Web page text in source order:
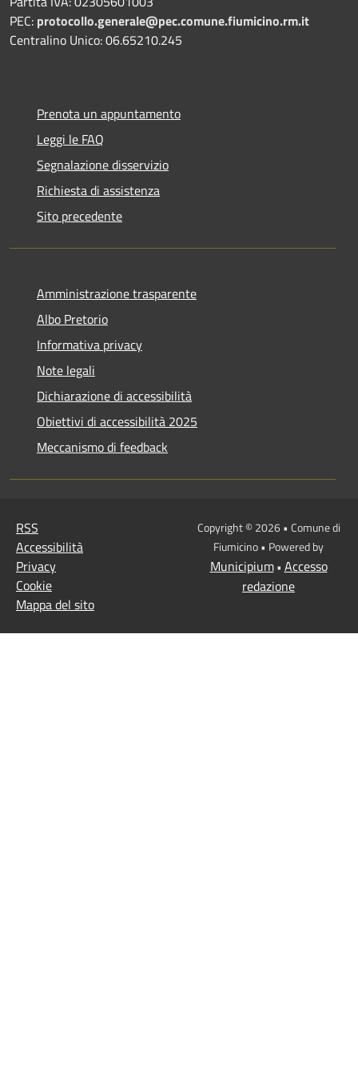
PEC: protocollo.generale@pec.comune.fiumicino.rm.it
Centralino Unico: 06.65210.245
Prenota un appuntamento
Leggi le FAQ
Segnalazione disservizio
Richiesta di assistenza
Sito precedente
Amministrazione trasparente
Albo Pretorio
Informativa privacy
Note legali
Dichiarazione di accessibilità
Obiettivi di accessibilità 2025
Meccanismo di feedback
RSS
Accessibilità
Privacy
Cookie
Mappa del sito
Copyright © 2026 • Comune di
Fiumicino • Powered by
Municipium• Accesso
redazione